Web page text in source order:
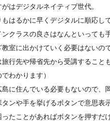
はデジタルネイティブ世代。
はるかに早くデジタルに順応し
クラスの良さはなんといっても
教室に出かけていく必要はないの
旅行先や帰省先から受講するこ
わかります）
島に住んでいる必要もないので、
タンや手を挙げるボタンで意思表
たことがあればボタンを押すだ